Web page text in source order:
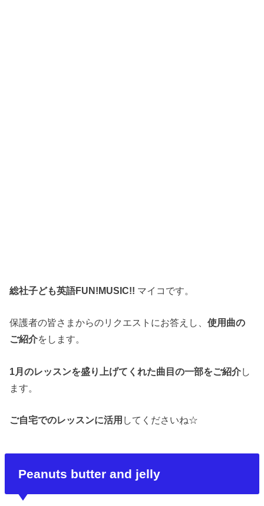
総社子ども英語FUN!MUSIC!! マイコです。
保護者の皆さまからのリクエストにお答えし、使用曲の
ご紹介をします。
1月のレッスンを盛り上げてくれた曲目の一部をご紹介し
ます。
ご自宅でのレッスンに活用 してくださいね☆
Peanuts butter and jelly